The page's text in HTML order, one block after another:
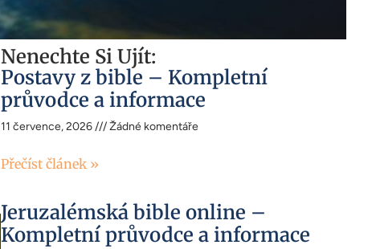
Nenechte Si Ujít:
Postavy z bible – Kompletní
průvodce a informace
11 července, 2026 Žádné komentáře
Přečíst článek »
Jeruzalémská bible online –
Kompletní průvodce a informace